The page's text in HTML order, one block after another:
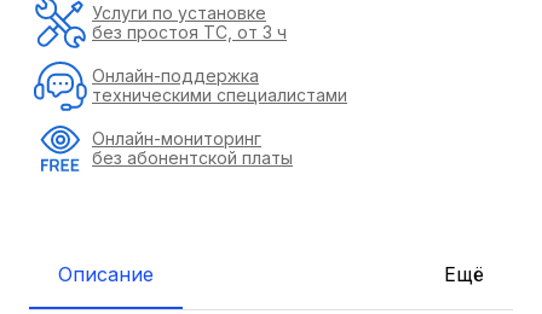
Описание Ещё
Услуги по установке
без простоя ТС, от 3 ч
Онлайн-поддержка
техническими специалистами
Онлайн-мониторинг
без абонентской платы